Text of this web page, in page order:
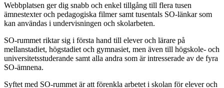
Webbplatsen ger dig snabb och enkel tillgång till flera tusen
ämnestexter och pedagogiska filmer samt tusentals SO-länkar som
kan användas i undervisningen och skolarbeten.
SO-rummet riktar sig i första hand till elever och lärare på
mellanstadiet, högstadiet och gymnasiet, men även till högskole- och
universitetsstuderande samt alla andra som är intresserade av de fyra
SO-ämnena.
Syftet med SO-rummet är att förenkla arbetet i skolan för elever och